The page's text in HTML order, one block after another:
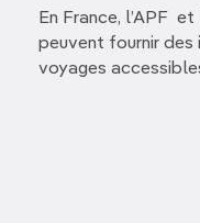
En France, l’APF
peuvent fournir des
voyages